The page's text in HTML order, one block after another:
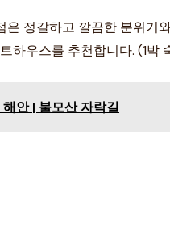
은 정갈하고 깔끔한 분위
하우스를 추천합니다. (1
안 | 불모산 자락길